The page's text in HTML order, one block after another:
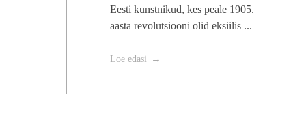
Eesti kunstnikud, kes peale 1905.
aasta revolutsiooni olid eksiilis ...
Loe edasi